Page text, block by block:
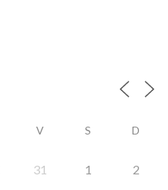
V S D
31 1 2